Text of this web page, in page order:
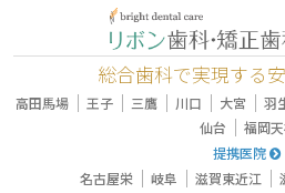
総合歯科で実現する
高田馬場 ｜ 王子 ｜ 三鷹 ｜ 川口 ｜ 大宮 ｜ 羽
仙台 ｜ 福岡
提携医院
名古屋栄 ｜ 岐阜 ｜ 滋賀東近江 ｜